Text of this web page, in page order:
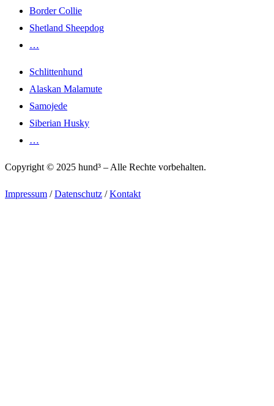
Border Collie
Shetland Sheepdog
…
Schlittenhund
Alaskan Malamute
Samojede
Siberian Husky
…
Copyright © 2025 hund³ – Alle Rechte vorbehalten.
Impressum /Datenschutz /Kontakt